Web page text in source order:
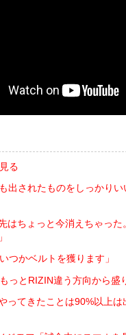
る
出されたものをしっかりい
はちょっと今消えちゃった
つかベルトを獲ります」
っとRIZIN違う方向から盛
ってきたことは90%以上は